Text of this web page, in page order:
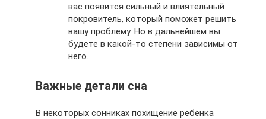
вас появится сильный и влиятельный
покровитель, который поможет решить
вашу проблему. Но в дальнейшем вы
будете в какой-то степени зависимы от
него.
Важные детали сна
В некоторых сонниках похищение ребёнка